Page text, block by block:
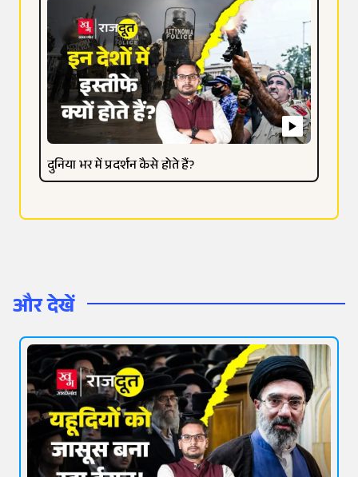
दुनिया भर में प्रदर्शन कैसे होते हैं?
और देखें